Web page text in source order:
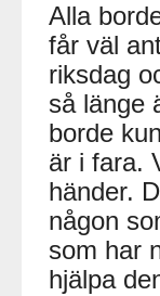
Alla
får väl
riksdag
så länge
borde
är i fara.
händer.
någon
som har
hjälpa